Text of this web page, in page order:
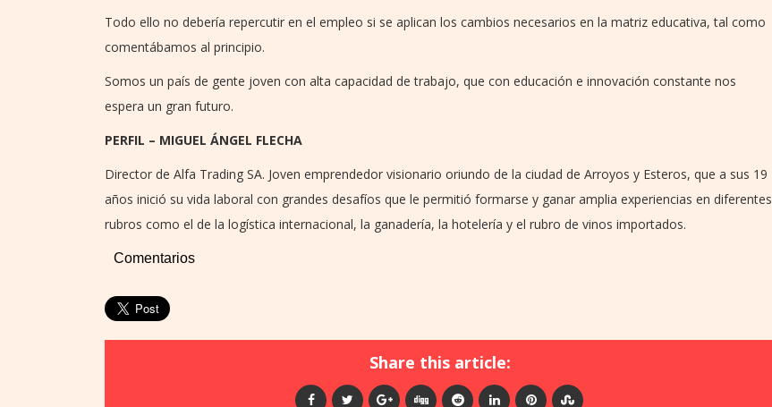
Todo ello no debería repercutir en el empleo si se aplican los cambios necesarios en la matriz educativa, tal como
comentábamos al principio.
Somos un país de gente joven con alta capacidad de trabajo, que con educación e innovación constante nos
espera un gran futuro.
PERFIL – MIGUEL ÁNGEL FLECHA
Director de Alfa Trading SA. Joven emprendedor visionario oriundo de la ciudad de Arroyos y Esteros, que a sus 19
años inició su vida laboral con grandes desafíos que le permitió formarse y ganar amplia experiencias en diferentes
rubros como el de la logística internacional, la ganadería, la hotelería y el rubro de vinos importados.
Comentarios
Share this article: